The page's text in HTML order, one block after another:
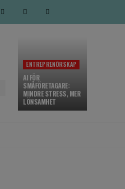
ENTREPRENÖRSKAP
AI FÖR
SMÅFÖRETAGARE:
MINDRE STRESS, MER
LÖNSAMHET